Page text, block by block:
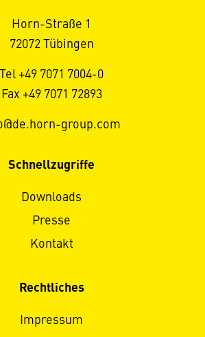
Horn-Straße 1
72072 Tübingen
Tel +49 7071 7004-0
Fax +49 7071 72893
group.com
Schnellzugriffe
Downloads
Presse
Kontakt
Rechtliches
Impressum